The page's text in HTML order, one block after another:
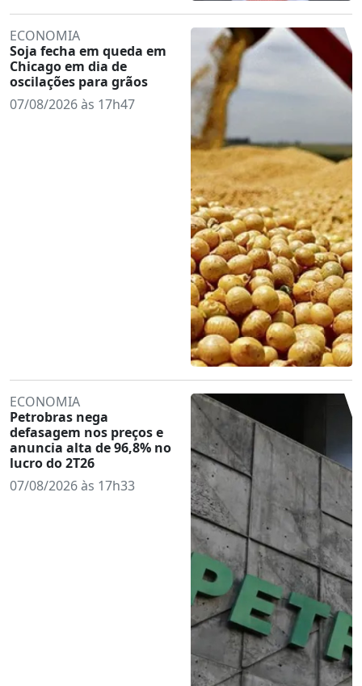
ECONOMIA
Soja fecha em queda em
Chicago em dia de
oscilações para grãos
07/08/2026 às 17h47
ECONOMIA
Petrobras nega
defasagem nos preços e
anuncia alta de 96,8% no
lucro do 2T26
07/08/2026 às 17h33